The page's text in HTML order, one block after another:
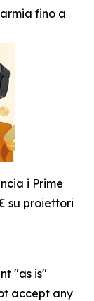
fino a
i Prime
su proiettori
"as is"
accept any